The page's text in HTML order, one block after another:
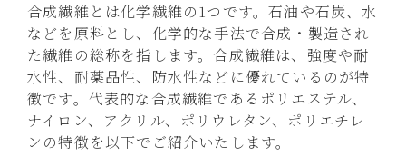
合成繊維とは化学繊維の1つです。石油や石炭、水
などを原料とし、化学的な手法で合成・製造され
た繊維の総称を指します。合成繊維は、強度や耐
水性、耐薬品性、防水性などに優れているのが特
徴です。代表的な合成繊維であるポリエステル、
ナイロン、アクリル、ポリウレタン、ポリエチレ
ンの特徴を以下でご紹介いたします。